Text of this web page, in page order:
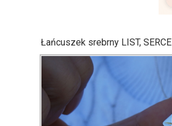
Łańcuszek srebrny LIST, SERCE